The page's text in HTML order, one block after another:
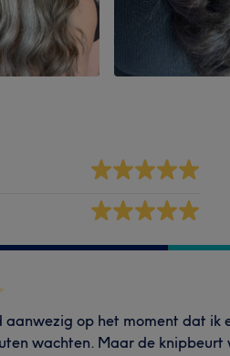
aanwezig op het moment dat ik
wachten. Maar de